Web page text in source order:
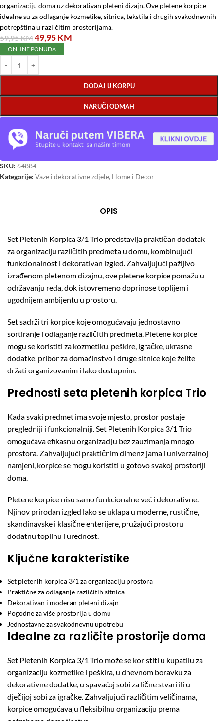
organizaciju doma uz dekorativan pleteni dizajn. Ove pletene korpice
idealne su za odlaganje kozmetike, sitnica, tekstila i drugih svakodnevnih
potrepština u različitim prostorijama.
59,95KM49,95KM
ONLINE PONUDA
DODAJ U KORPU
NARUČI ODMAH
SKU: 64884
Kategorije: Vaze i dekorativne zdjele, Home i Decor
OPIS
Set Pletenih Korpica 3/1 Trio predstavlja praktičan dodatak
za organizaciju različitih predmeta u domu, kombinujući
funkcionalnost i dekorativan izgled. Zahvaljujući pažljivo
izrađenom pletenom dizajnu, ove pletene korpice pomažu u
održavanju reda, dok istovremeno doprinose toplijem i
ugodnijem ambijentu u prostoru.
Set sadrži tri korpice koje omogućavaju jednostavno
sortiranje i odlaganje različitih predmeta. Pletene korpice
mogu se koristiti za kozmetiku, peškire, igračke, ukrasne
dodatke, pribor za domaćinstvo i druge sitnice koje želite
držati organizovanim i lako dostupnim.
Prednosti seta pletenih korpica Trio
Kada svaki predmet ima svoje mjesto, prostor postaje
pregledniji i funkcionalniji. Set Pletenih Korpica 3/1 Trio
omogućava efikasnu organizaciju bez zauzimanja mnogo
prostora. Zahvaljujući praktičnim dimenzijama i univerzalnoj
namjeni, korpice se mogu koristiti u gotovo svakoj prostoriji
doma.
Pletene korpice nisu samo funkcionalne već i dekorativne.
Njihov prirodan izgled lako se uklapa u moderne, rustične,
skandinavske i klasične enterijere, pružajući prostoru
dodatnu toplinu i urednost.
Ključne karakteristike
Set pletenih korpica 3/1 za organizaciju prostora
Praktične za odlaganje različitih sitnica
Dekorativan i moderan pleteni dizajn
Pogodne za više prostorija u domu
Jednostavne za svakodnevnu upotrebu
Idealne za različite prostorije doma
Set Pletenih Korpica 3/1 Trio može se koristiti u kupatilu za
organizaciju kozmetike i peškira, u dnevnom boravku za
dekorativne dodatke, u spavaćoj sobi za lične stvari ili u
dječijoj sobi za igračke. Zahvaljujući različitim veličinama,
korpice omogućavaju fleksibilnu organizaciju prema